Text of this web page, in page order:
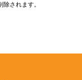
されます。